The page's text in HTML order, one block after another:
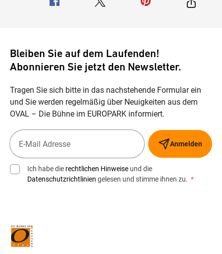
Bleiben Sie auf dem Laufenden!
Abonnieren Sie jetzt den Newsletter.
Tragen Sie sich bitte in das nachstehende Formular ein
und Sie werden regelmäßig über Neuigkeiten aus dem
OVAL – Die Bühne im EUROPARK informiert.
Anmelden
Ich habe die rechtlichen Hinweise und die
Datenschutzrichtlinien gelesen und stimme ihnen zu. *